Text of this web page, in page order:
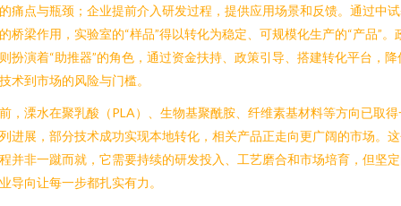
痛点与瓶颈；企业提前介入研发过程，提供应用场景和反馈。通过中
桥梁作用，实验室的“样品”得以转化为稳定、可规模化生产的“产品”。
扮演着“助推器”的角色，通过资金扶持、政策引导、搭建转化平台，降
术到市场的风险与门槛。
，溧水在聚乳酸（PLA）、生物基聚酰胺、纤维素基材料等方向已取得
进展，部分技术成功实现本地转化，相关产品正走向更广阔的市场。
并非一蹴而就，它需要持续的研发投入、工艺磨合和市场培育，但坚
导向让每一步都扎实有力。